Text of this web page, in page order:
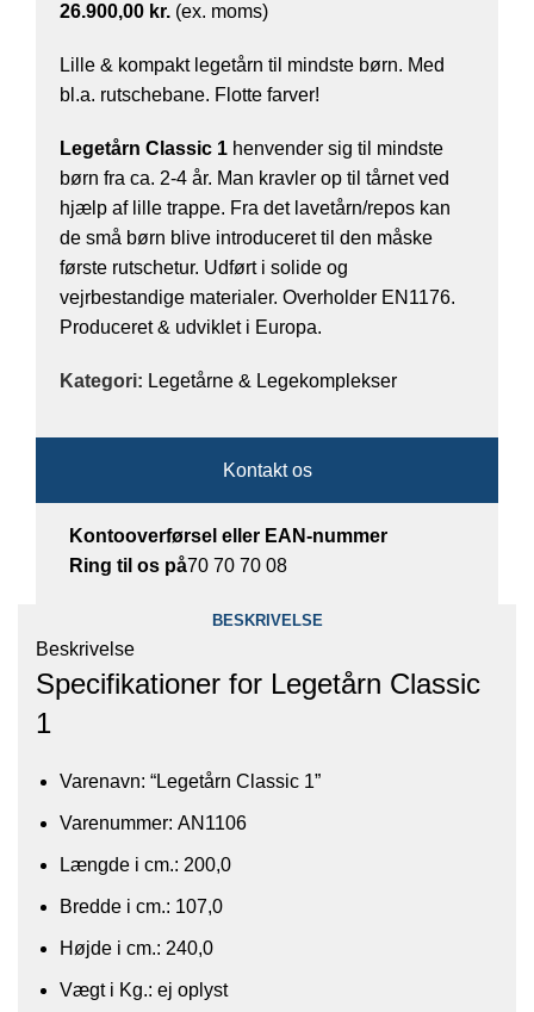
26.900,00 kr. (ex. moms)
Lille & kompakt legetårn til mindste børn. Med
bl.a. rutschebane. Flotte farver!
Legetårn Classic 1 henvender sig til mindste
børn fra ca. 2-4 år. Man kravler op til tårnet ved
hjælp af lille trappe. Fra det lavetårn/repos kan
de små børn blive introduceret til den måske
første rutschetur. Udført i solide og
vejrbestandige materialer. Overholder EN1176.
Produceret & udviklet i Europa.
Kategori: Legetårne & Legekomplekser
Kontakt os
Kontooverførsel eller EAN-nummer
Ring til os på70 70 70 08
BESKRIVELSE
Beskrivelse
Specifikationer for Legetårn Classic
1
Varenavn: “Legetårn Classic 1”
Varenummer: AN1106
Længde i cm.: 200,0
Bredde i cm.: 107,0
Højde i cm.: 240,0
Vægt i Kg.: ej oplyst